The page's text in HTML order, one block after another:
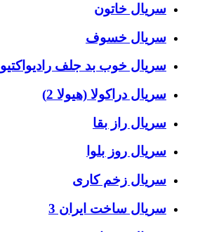
سریال خاتون
سریال خسوف
سریال خوب بد جلف رادیواکتیو
سریال دراکولا (هیولا 2)
سریال راز بقا
سریال روز بلوا
سریال زخم کاری
سریال ساخت ایران 3